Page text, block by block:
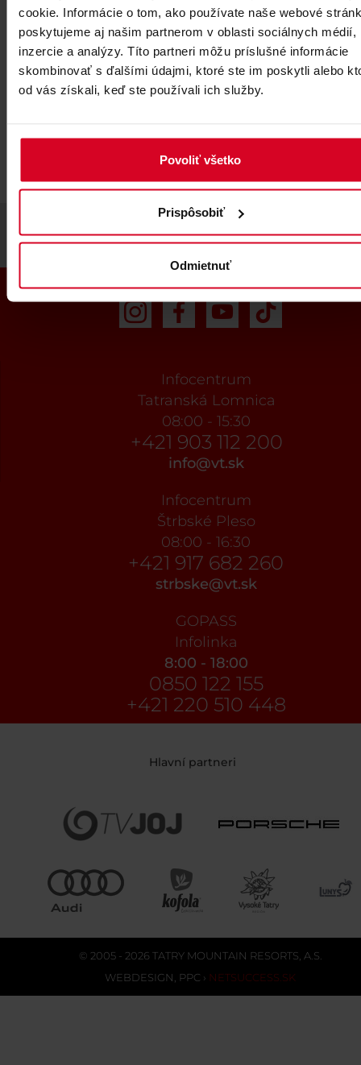
cookie. Informácie o tom, ako používate naše webové
poskytujeme aj našim partnerom v oblasti sociálnych médií,
inzercie a analýzy. Títo partneri môžu príslušné informácie
skombinovať s ďalšími údajmi, ktoré ste im poskytli alebo
od vás získali, keď ste používali ich služby.
Povoliť všetko
Prispôsobiť
Odmietnuť
Vásároljanak on-line
Infocentrum
Tatranská Lomnica
08:00 - 15:30
+421 903 112 200
info@vt.sk
Infocentrum
Štrbské Pleso
08:00 - 16:30
+421 917 682 260
strbske@vt.sk
GOPASS
Infolinka
8:00 - 18:00
0850 122 155
+421 220 510 448
Hlavní partneri
© 2005 - 2026 TATRY MOUNTAIN RESORTS, A.S.
WEBDESIGN PPC › NETSUCCESS.SK